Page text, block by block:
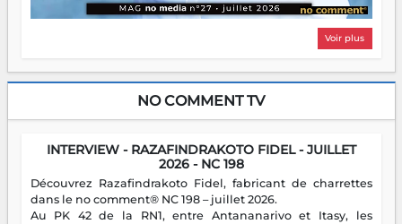
Voir plus
NO COMMENT TV
INTERVIEW - RAZAFINDRAKOTO FIDEL - JUILLET
2026 - NC 198
Découvrez Razafindrakoto Fidel, fabricant de charrettes
dans le no comment® NC 198 – juillet 2026.
Au PK 42 de la RN1, entre Antananarivo et Itasy, les